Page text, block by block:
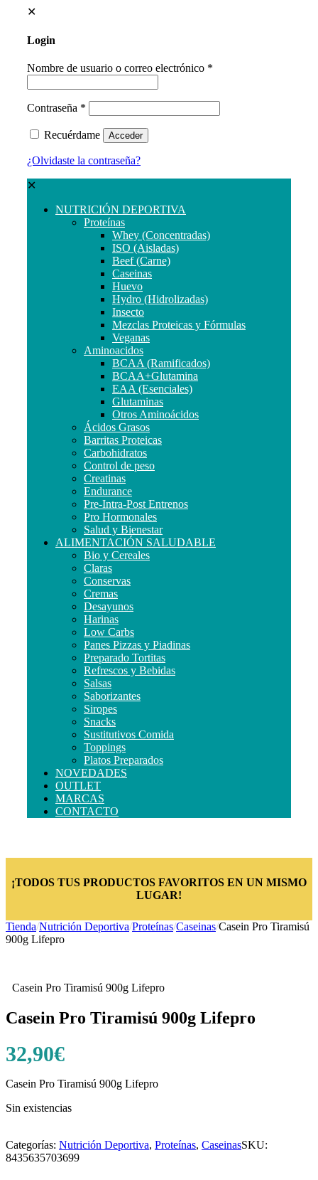
✕
Login
Nombre de usuario o correo electrónico *
Contraseña *
Recuérdame Acceder
¿Olvidaste la contraseña?
✕
NUTRICIÓN DEPORTIVA
Proteínas
Whey (Concentradas)
ISO (Aisladas)
Beef (Carne)
Caseinas
Huevo
Hydro (Hidrolizadas)
Insecto
Mezclas Proteicas y Fórmulas
Veganas
Aminoacidos
BCAA (Ramificados)
BCAA+Glutamina
EAA (Esenciales)
Glutaminas
Otros Aminoácidos
Ácidos Grasos
Barritas Proteicas
Carbohidratos
Control de peso
Creatinas
Endurance
Pre-Intra-Post Entrenos
Pro Hormonales
Salud y Bienestar
ALIMENTACIÓN SALUDABLE
Bio y Cereales
Claras
Conservas
Cremas
Desayunos
Harinas
Low Carbs
Panes Pizzas y Piadinas
Preparado Tortitas
Refrescos y Bebidas
Salsas
Saborizantes
Siropes
Snacks
Sustitutivos Comida
Toppings
Platos Preparados
NOVEDADES
OUTLET
MARCAS
CONTACTO
¡TODOS TUS PRODUCTOS FAVORITOS EN UN MISMO
LUGAR!
Tienda/Nutrición Deportiva/Proteínas/Caseinas/Casein Pro Tiramisú
900g Lifepro
Casein Pro Tiramisú 900g Lifepro
Casein Pro Tiramisú 900g Lifepro
32,90€
Casein Pro Tiramisú 900g Lifepro
Sin existencias
Categorías: Nutrición Deportiva, Proteínas, CaseinasSKU:
8435635703699